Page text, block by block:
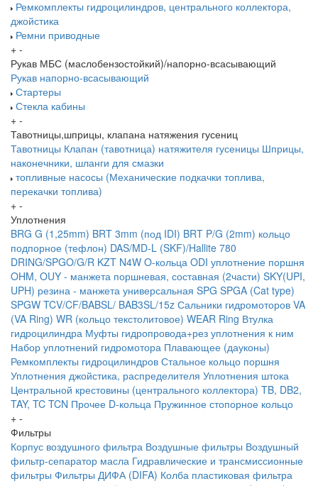
Ремкомплекты гидроцилиндров, центрального коллектора,
джойстика
Ремни приводные
+ -
Рукав МБС (маслобензостойкий)/напорно-всасывающий
Рукав напорно-всасывающий
Стартеры
Стекла кабины
+ -
Тавотницы,шприцы, клапана натяжения гусениц
Тавотницы Клапан (тавотница) натяжителя гусеницы Шприцы,
наконечники, шланги для смазки
топливные насосы (Механические подкачки топлива,
перекачки топлива)
+ -
Уплотнения
BRG G (1,25mm) BRT 3mm (под IDI) BRT P/G (2mm) кольцо
подпорное (тефлон) DAS/MD-L (SKF)/Hallite 780
DRING/SPGO/G/R KZT N4W O-кольца ODI уплотнение поршня
OHM, OUY - манжета поршневая, составная (2части) SKY(UPI,
UPH) резина - манжета универсальная SPG SPGA (Cat type)
SPGW TCV/CF/BABSL/ BAB3SL/15z Сальники гидромоторов VA
(VA Ring) WR (кольцо текстолитовое) WEAR Ring Втулка
гидроцилиндра Муфты гидропровода+рез уплотнения к ним
Набор уплотнений гидромотора Плавающее (дауконы)
Ремкомплекты гидроцилиндров Стальное кольцо поршня
Уплотнения джойстика, распределителя Уплотнения штока
Центральной крестовины (центрального коллектора) TB, DB2,
TAY, TC TCN Прочее D-кольца Пружинное стопорное кольцо
+ -
Фильтры
Корпус воздушного фильтра Воздушные фильтры Воздушный
фильтр-сепаратор масла Гидравлические и трансмиссионные
фильтры Фильтры ДИФА (DIFA) Колба пластиковая фильтра